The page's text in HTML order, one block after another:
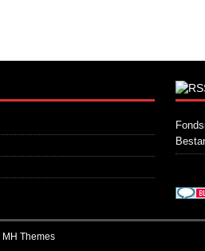
MH Themes